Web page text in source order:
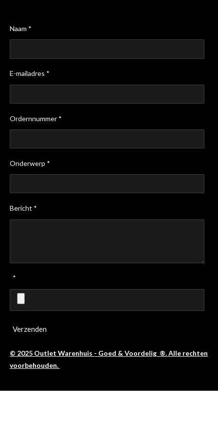
Naam *
E-mailadres *
Ordernnummer *
Onderwerp *
Bericht *
*
Verzenden
© 2025 Outlet Warenhuis - Goed & Voordelig ®. Alle rechten
voorbehouden.